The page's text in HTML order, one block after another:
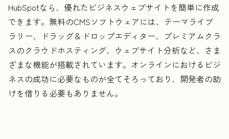
HubSpotなら、優れたビジネスウェブサイトを簡単に作成
できます。無料のCMSソフトウェアには、テーマライブ
ラリー、ドラッグ＆ドロップエディター、プレミアムクラ
スのクラウドホスティング、ウェブサイト分析など、さま
ざまな機能が搭載されています。オンラインにおけるビジ
ネスの成功に必要なものが全てそろっており、開発者の助
けを借りる必要もありません。